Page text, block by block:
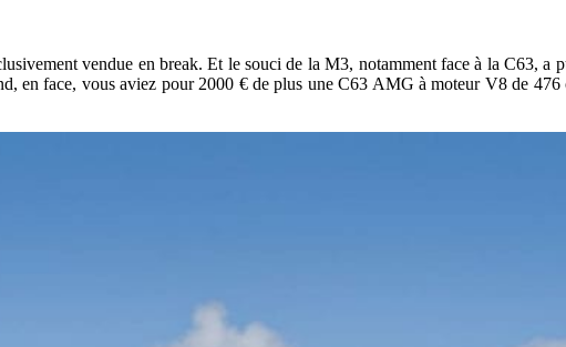
vendue en break. Et le souci de la M3, notamment face à la C63,
en face, vous aviez pour 2000 € de plus une C63 AMG à moteur V8 de